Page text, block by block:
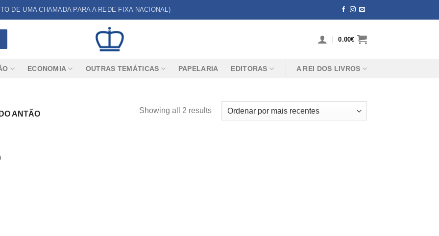
DE UMA CHAMADA PARA A REDE FIXA NACIONAL)
0.00€
ECONOMIA OUTRAS TEMÁTICAS PAPELARIA EDITORAS A REI DOS LIVROS
ANTÃO Showing all 2 results